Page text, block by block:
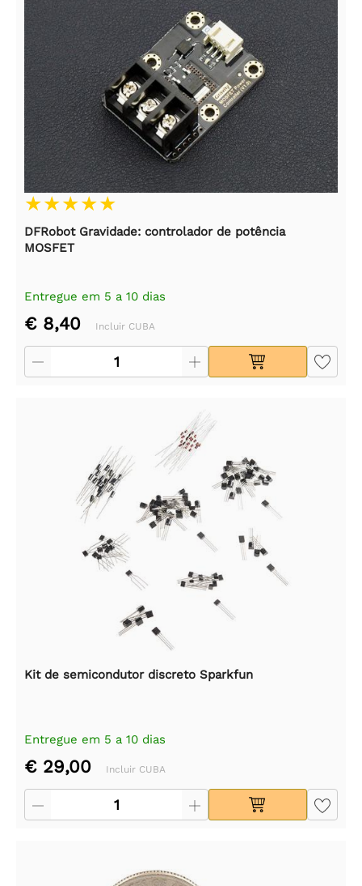
DFRobot Gravidade: controlador de potência
MOSFET
Entregue em 5 a 10 dias
€ 8,40 Incluir CUBA
Kit de semicondutor discreto Sparkfun
Entregue em 5 a 10 dias
€ 29,00 Incluir CUBA